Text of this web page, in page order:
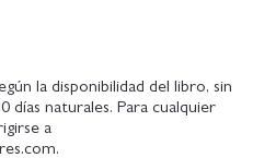
la disponibilidad del libro, sin
días naturales. Para cualquier
a